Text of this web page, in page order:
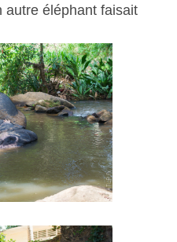
autre éléphant faisait